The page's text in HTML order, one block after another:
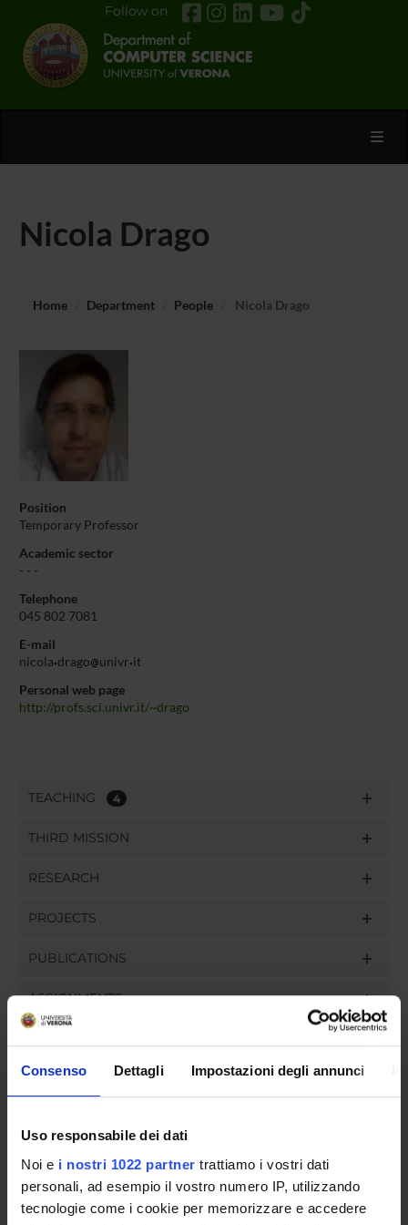
Consenso Dettagli Impostazioni degli annunci
Uso responsabile dei dati
Noi e i nostri 1022 partner trattiamo i vostri dati
personali, ad esempio il vostro numero IP, utilizzando
tecnologie come i cookie per memorizzare e accedere
Follow on
Nicola Drago
Home Department People Nicola Drago
Position
Temporary Professor
Academic sector
- - -
Telephone
045 802 7081
E-mail
nicola drago univr it
Personal web page
http://profs.sci.univr.it/~drago
TEACHING 4
THIRD MISSION
RESEARCH
PROJECTS
PUBLICATIONS
ASSIGNMENTS
ORGANIZATION
GOVERNANCE
DEPARTMENT ADMINISTRATION OFFICES